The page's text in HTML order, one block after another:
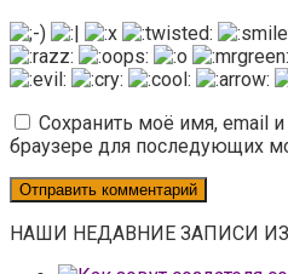
Сохранить моё имя, email
браузере для последующих
НАШИ НЕДАВНИЕ ЗАПИСИ